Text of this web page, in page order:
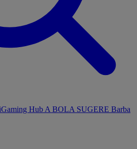
iGaming Hub A BOLA SUGERE Barba